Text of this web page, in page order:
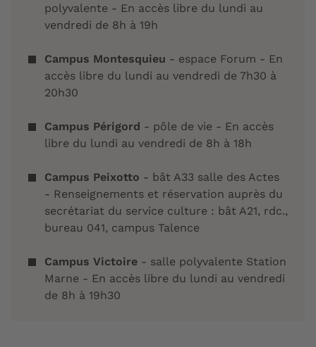
polyvalente - En accès libre du lundi au
vendredi de 8h à 19h
Campus Montesquieu - espace Forum - En
accès libre du lundi au vendredi de 7h30 à
20h30
Campus Périgord - pôle de vie - En accès
libre du lundi au vendredi de 8h à 18h
Campus Peixotto - bât A33 salle des Actes
- Renseignements et réservation auprès du
secrétariat du service culture : bât A21, rdc.,
bureau 041, campus Talence
Campus Victoire - salle polyvalente Station
Marne - En accès libre du lundi au vendredi
de 8h à 19h30